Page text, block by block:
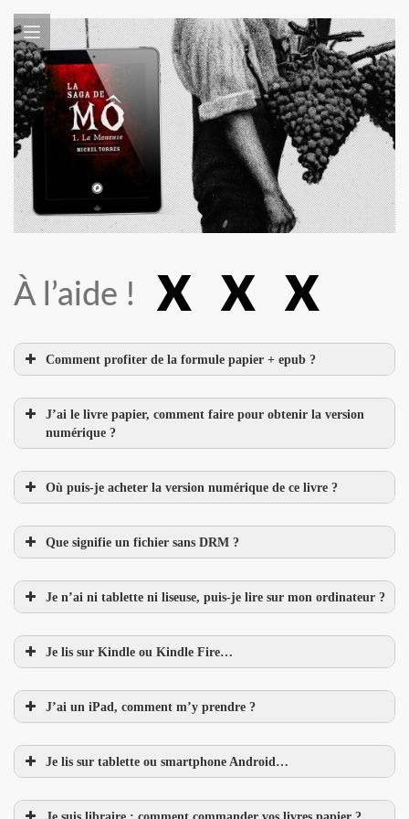
À l’aide !
Comment profiter de la formule papier + epub ?
J’ai le livre papier, comment faire pour obtenir la version
numérique ?
Où puis-je acheter la version numérique de ce livre ?
Que signifie un fichier sans DRM ?
Je n’ai ni tablette ni liseuse, puis-je lire sur mon ordinateur ?
Je lis sur Kindle ou Kindle Fire…
J’ai un iPad, comment m’y prendre ?
Je lis sur tablette ou smartphone Android…